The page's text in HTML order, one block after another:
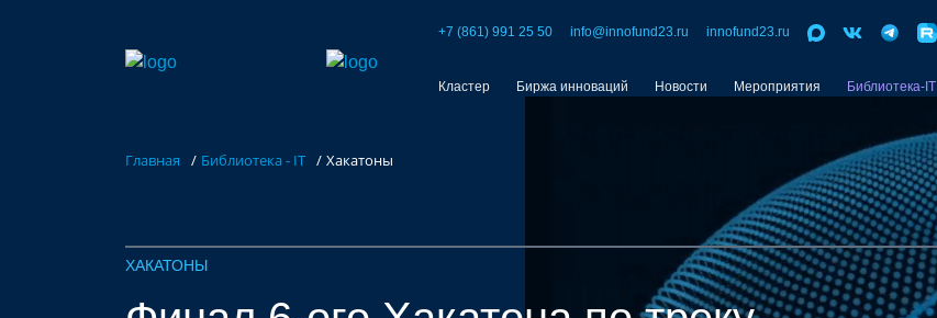
+7 (861) 991 25 50 info@innofund23.ru innofund23.ru
Кластер Биржа инноваций Новости Мероприятия Библиотека-IT
Главная / Библиотека - IT / Хакатоны
ХАКАТОНЫ
Участники
Компетенции
Форумы/Конференции